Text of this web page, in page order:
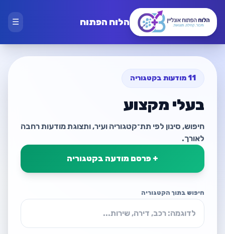
הלוח הפתוח ☰
11 מודעות בקטגוריה
בעלי מקצוע
חיפוש, סינון לפי תת־קטגוריה ועיר, ותצוגת מודעות רחבה
לאורך.
+ פרסם מודעה בקטגוריה
חיפוש בתוך הקטגוריה